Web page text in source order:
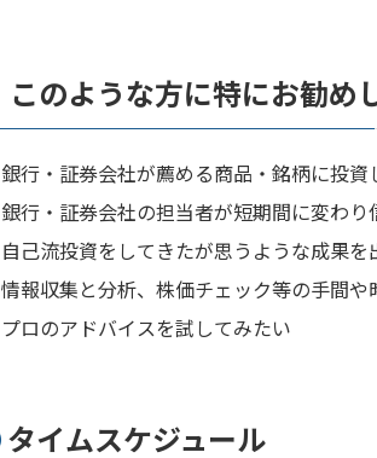
このような方に特にお勧め
銀行・証券会社が薦める商品・銘柄に投
銀行・証券会社の担当者が短期間に変わり
自己流投資をしてきたが思うような成果を
情報収集と分析、株価チェック等の手間や
プロのアドバイスを試してみたい
タイムスケジュール